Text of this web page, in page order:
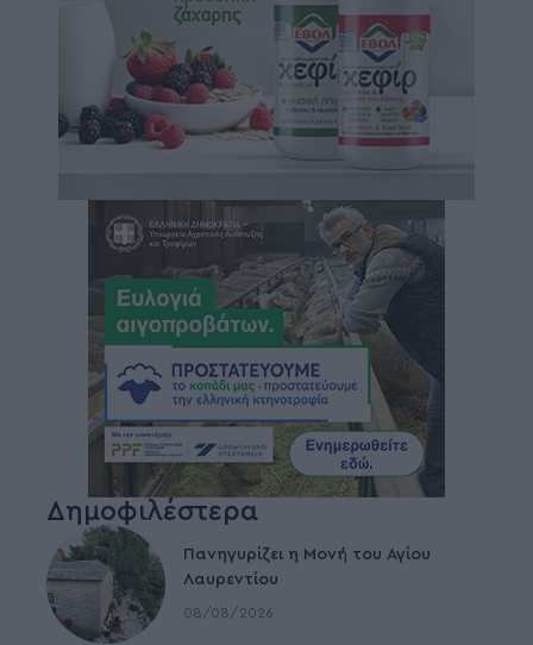
Δημοφιλέστερα
Πανηγυρίζει η Μονή του Αγίου
Λαυρεντίου
08/08/2026